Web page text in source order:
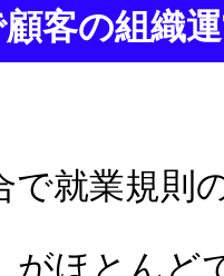
客の組織
で就業規則
がほとんど